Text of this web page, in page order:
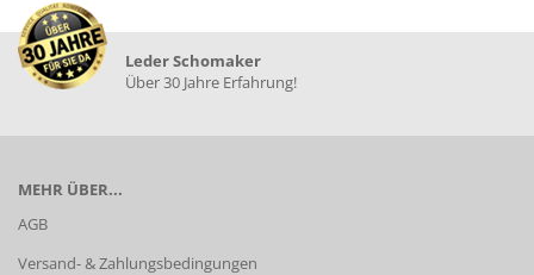
Leder Schomaker
Über 30 Jahre Erfahrung!
MEHR ÜBER...
AGB
Versand- & Zahlungsbedingungen